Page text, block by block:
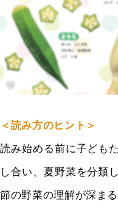
＜読み方のヒント＞
読み始める前に子ども
し合い、夏野菜を分類
節の野菜の理解が深ま